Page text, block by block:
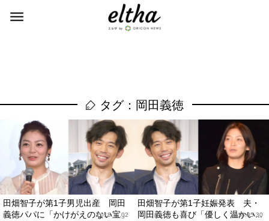
タグ：岡田義徳
田畑智子が第1子男児出産 岡田
義徳パパに「かけがえのない宝」
2018.11.02
田畑智子が第1子妊娠発表 夫・
岡田義徳も喜び「優しく温かい...
2018.05.30